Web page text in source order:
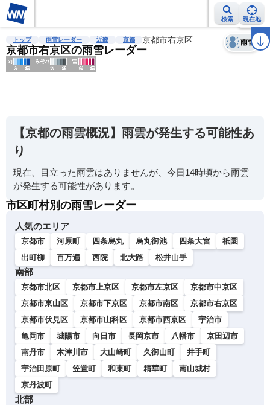
検索 現在地
雨雲レーダー 台風情報 地震情報 警報・注意報 2週間天気 ラ
トップ 雨雪レーダー 近畿 京都 京都市右京区
京都市右京区の雨雪レーダー
雨雪
天気 台風
【京都の雨雲概況】雨雲が発生する可能性あ
り
現在、目立った雨雲はありませんが、今日14時頃から雨雲
が発生する可能性があります。
市区町村別の雨雪レーダー
人気のエリア
京都市 河原町 四条烏丸 烏丸御池 四条大宮
祇園
出町柳
百万遍 西院 北大路 松井山手
南部
京都市北区 京都市上京区 京都市左京区
京都市中京区
京都市東山区
京都市下京区 京都市南区
京都市右京区
京都市伏見区
京都市山科区 京都市西京区
宇治市
亀岡市
城陽市 向日市 長岡京市 八幡市
京田辺市
南丹市
木津川市 大山崎町 久御山町
井手町
宇治田原町
笠置町 和束町 精華町
南山城村
京丹波町
北部